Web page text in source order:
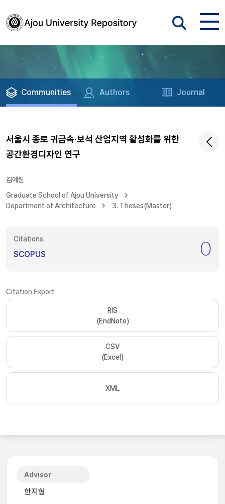
Communities Authors Journal
서울시 종로 귀금속·보석 산업지역 활성화를 위한
공간환경디자인 연구
김예림
Graduate School of Ajou University
Department of Architecture
3. Theses(Master)
Citations
SCOPUS 0
Citation Export
RIS
(EndNote)
CSV
(Excel)
XML
Advisor
한지형